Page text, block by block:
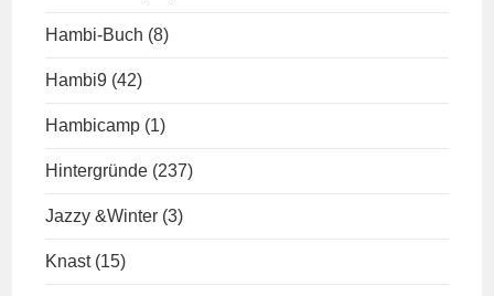
Hambi-Buch (8)
Hambi9 (42)
Hambicamp (1)
Hintergründe (237)
Jazzy &Winter (3)
Knast (15)